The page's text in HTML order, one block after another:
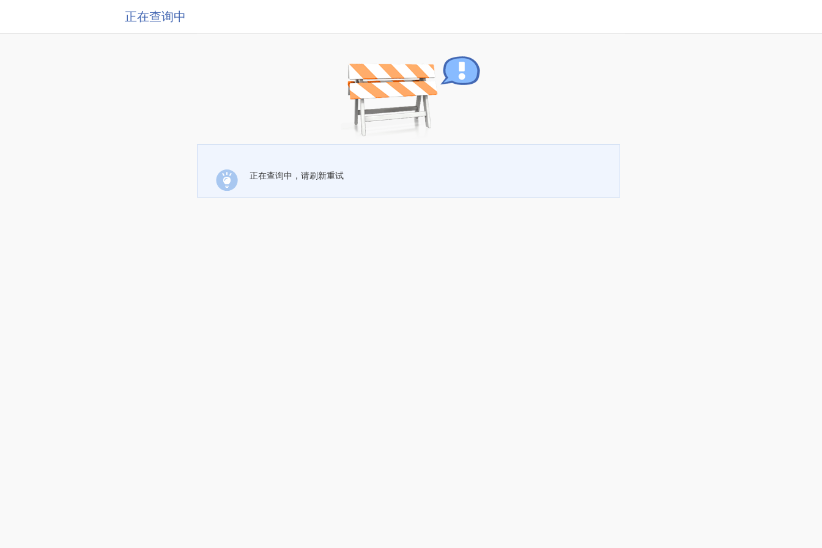
正在查询中
正在查询中，请刷新重试